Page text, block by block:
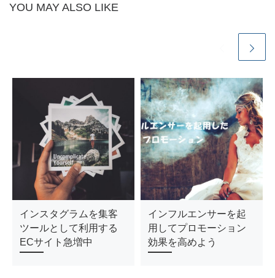
YOU MAY ALSO LIKE
インスタグラムを集客
ツールとして利用する
ECサイト急増中
インフルエンサーを起
用してプロモーション
効果を高めよう